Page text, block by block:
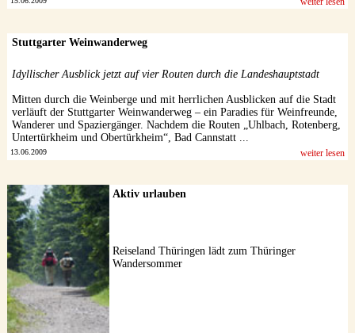
Stuttgarter Weinwanderweg
Idyllischer Ausblick jetzt auf vier Routen durch die Landeshauptstadt
Mitten durch die Weinberge und mit herrlichen Ausblicken auf die Stadt
verläuft der Stuttgarter Weinwanderweg – ein Paradies für Weinfreunde,
Wanderer und Spaziergänger. Nachdem die Routen „Uhlbach, Rotenberg,
Untertürkheim und Obertürkheim“, Bad Cannstatt ...
13.06.2009 weiter lesen
Aktiv urlauben
Reiseland Thüringen lädt zum Thüringer
Wandersommer